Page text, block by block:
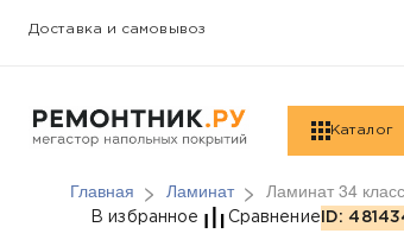
Доставка и самовывоз
Каталог
Главная Ламинат Ламинат 34
Ламинат 34
В избранное Сравнение ID: